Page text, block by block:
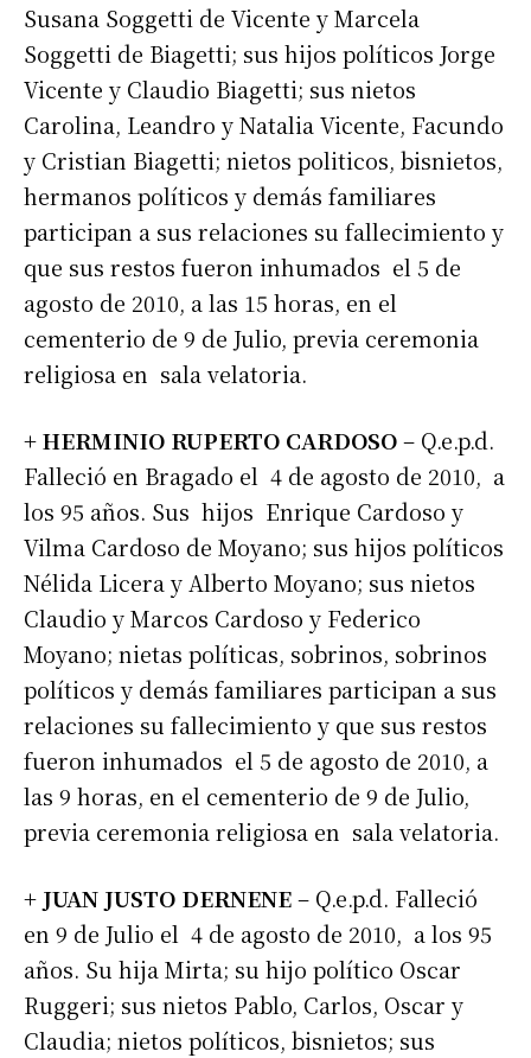
Susana Soggetti de Vicente y Marcela
Soggetti de Biagetti; sus hijos políticos Jorge
Vicente y Claudio Biagetti; sus nietos
Carolina, Leandro y Natalia Vicente, Facundo
y Cristian Biagetti; nietos politicos, bisnietos,
hermanos políticos y demás familiares
participan a sus relaciones su fallecimiento y
que sus restos fueron inhumados el 5 de
agosto de 2010, a las 15 horas, en el
cementerio de 9 de Julio, previa ceremonia
religiosa en sala velatoria.
+ HERMINIO RUPERTO CARDOSO– Q.e.p.d.
Falleció en Bragado el 4 de agosto de 2010, a
los 95 años. Sus hijos Enrique Cardoso y
Vilma Cardoso de Moyano; sus hijos políticos
Nélida Licera y Alberto Moyano; sus nietos
Claudio y Marcos Cardoso y Federico
Moyano; nietas políticas, sobrinos, sobrinos
políticos y demás familiares participan a sus
relaciones su fallecimiento y que sus restos
fueron inhumados el 5 de agosto de 2010, a
las 9 horas, en el cementerio de 9 de Julio,
previa ceremonia religiosa en sala velatoria.
+ JUAN JUSTO DERNENE– Q.e.p.d. Falleció
en 9 de Julio el 4 de agosto de 2010, a los 95
años. Su hija Mirta; su hijo político Oscar
Ruggeri; sus nietos Pablo, Carlos, Oscar y
Claudia; nietos políticos, bisnietos; sus